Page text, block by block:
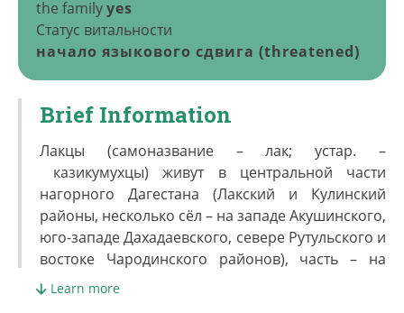
the familyyes
Статус витальности
начало языкового сдвига (threatened)
Brief Information
Лакцы (самоназвание – лак; устар. –
казикумухцы) живут в центральной части
нагорного Дагестана (Лакский и Кулинский
районы, несколько сёл – на западе Акушинского,
юго-западе Дахадаевского, севере Рутульского и
востоке Чародинского районов), часть – на
равнине (в основном Новолакский район),
Learn more